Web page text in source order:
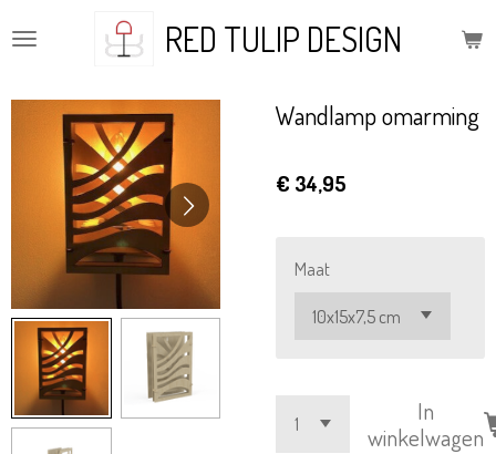
direct
de
hoofdinhoud
RED TULIP DESIGN
Wandlamp omarming
€ 34,95
Maat
In
winkelwagen